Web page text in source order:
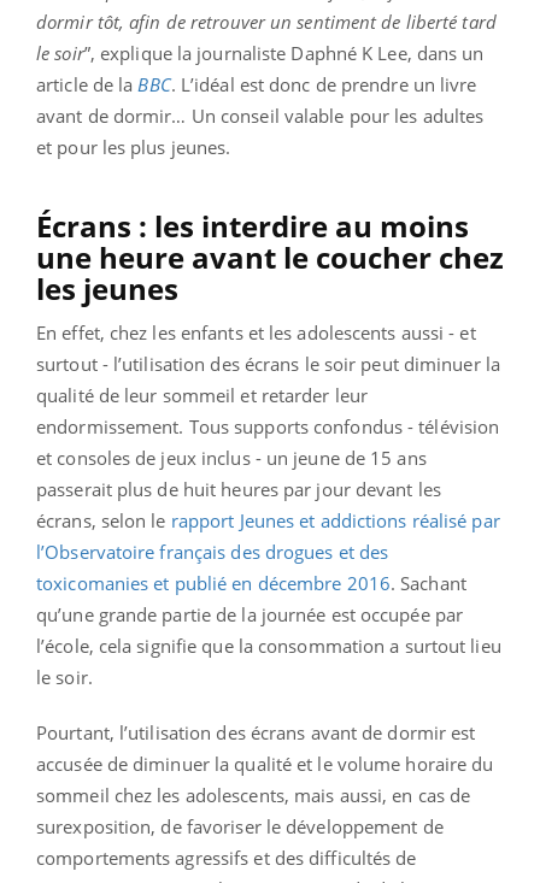
dormir tôt, afin de retrouver un sentiment de liberté tard
le soir”, explique la journaliste Daphné K Lee, dans un
article de la BBC. L’idéal est donc de prendre un livre
avant de dormir… Un conseil valable pour les adultes
et pour les plus jeunes.
Écrans : les interdire au moins
une heure avant le coucher chez
les jeunes
En effet, chez les enfants et les adolescents aussi - et
surtout - l’utilisation des écrans le soir peut diminuer la
qualité de leur sommeil et retarder leur
endormissement. Tous supports confondus - télévision
et consoles de jeux inclus - un jeune de 15 ans
passerait plus de huit heures par jour devant les
écrans, selon le rapport Jeunes et addictions réalisé par
l’Observatoire français des drogues et des
toxicomanies et publié en décembre 2016. Sachant
qu’une grande partie de la journée est occupée par
l’école, cela signifie que la consommation a surtout lieu
le soir.
Pourtant, l’utilisation des écrans avant de dormir est
accusée de diminuer la qualité et le volume horaire du
sommeil chez les adolescents, mais aussi, en cas de
surexposition, de favoriser le développement de
comportements agressifs et des difficultés de